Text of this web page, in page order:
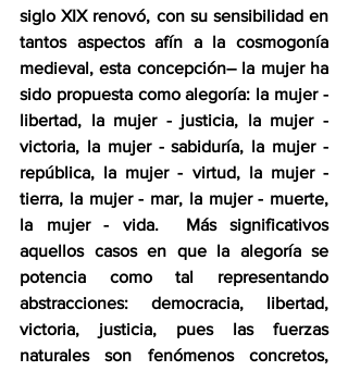
siglo XIX renovó, con su sensibilidad en
tantos aspectos afín a la cosmogonía
medieval, esta concepción– la mujer ha
sido propuesta como alegoría: la mujer -
libertad, la mujer - justicia, la mujer -
victoria, la mujer - sabiduría, la mujer -
república, la mujer - virtud, la mujer -
tierra, la mujer - mar, la mujer - muerte,
la mujer - vida.  Más significativos
aquellos casos en que la alegoría se
potencia como tal representando
abstracciones: democracia, libertad,
victoria, justicia, pues las fuerzas
naturales son fenómenos concretos,